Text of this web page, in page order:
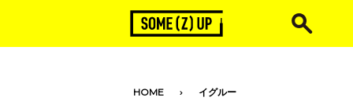
HOME イグルー